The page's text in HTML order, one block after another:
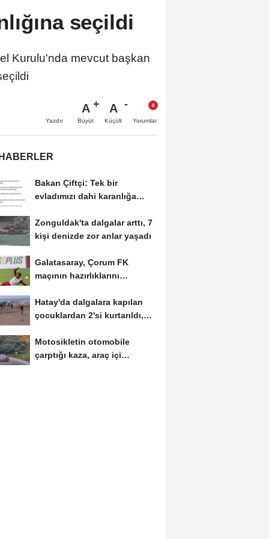
seçildi
Kurulu'nda mevcut başkan
Yazdır
A
Büyüt
A
Küçült Yorumlar
Bakan Çiftçi: Tek bir
evladımızı dahi karanlığa
Zonguldak'ta dalgalar arttı, 7
kişi denizde zor anlar yaşadı
Galatasaray, Çorum FK
maçının hazırlıklarını
Hatay'da dalgalara kapılan
çocuklardan 2'si kurtarıldı,
Motosikletin otomobile
çarptığı kaza, araç içi